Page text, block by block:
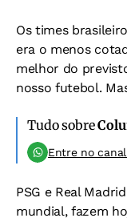
Os times
era o menos
melhor do
nosso futebol.
Tudo sobre
Entre no
PSG e Real
mundial, fazem